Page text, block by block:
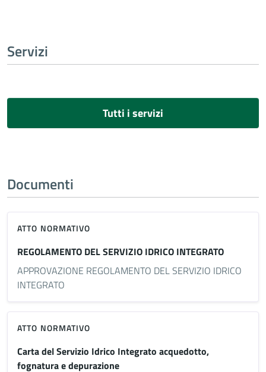
Servizi
Tutti i servizi
Documenti
ATTO NORMATIVO
REGOLAMENTO DEL SERVIZIO IDRICO INTEGRATO
APPROVAZIONE REGOLAMENTO DEL SERVIZIO IDRICO
INTEGRATO
ATTO NORMATIVO
Carta del Servizio Idrico Integrato acquedotto,
fognatura e depurazione